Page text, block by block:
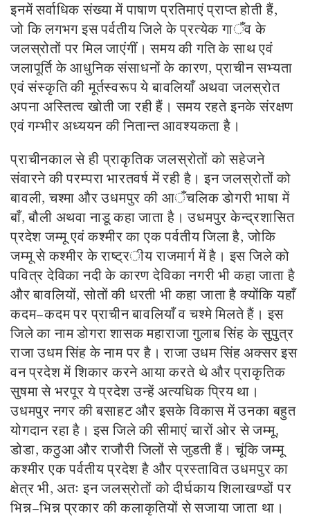
इनमें सर्वाधिक संख्या में पाषाण प्रतिमाएं प्राप्त होती हैं,
जो कि लगभग इस पर्वतीय जिले के प्रत्येक गाँव के
जलस्रोतों पर मिल जाएंगीं। समय की गति के साथ एवं
जलापूर्ति के आधुनिक संसाधनों के कारण, प्राचीन सभ्यता
एवं संस्कृति की मूर्तस्वरूप ये बावलियाँ अथवा जलस्रोत
अपना अस्तित्व खोती जा रही हैं। समय रहते इनके संरक्षण
एवं गम्भीर अध्ययन की नितान्तआवश्यकता है।
प्राचीनकाल से ही प्राकृतिक जलस्रोतों को सहेजने
संवारने की परम्परा भारतवर्ष में रही है। इन जलस्रोतों को
बावली, चश्मा औरउधमपुर की आँचलिक डोगरी भाषा में
बाँ, बौली अथवा नाडू कहा जाता है। उधमपुर केन्द्रशासित
प्रदेश जम्मू एवं कश्मीर का एक पर्वतीय जिला है, जोकि
जम्मू से कश्मीर के राष्ट्रीय राजमार्ग में है। इस जिले को
पवित्र देविका नदी के कारण देविका नगरी भी कहा जाता है
और बावलियों, सोतों की धरती भी कहा जाता है क्योंकि यहाँ
कदम–कदम पर प्राचीन बावलियाँवचश्मे मिलते हैं। इस
जिले का नाम डोगरा शासक महाराजा गुलाब सिंह के सुपुत्र
राजा उधम सिंह के नाम पर है। राजा उधम सिंह अक्सर इस
वन प्रदेश में शिकार करने आया करते थे और प्राकृतिक
सुषमा से भरपूर ये प्रदेश उन्हें अत्यधिक प्रिय था।
उधमपुर नगर की बसाहट और इसके विकास में उनका बहुत
योगदान रहा है। इस जिले की सीमाएं चारों ओर से जम्मू,
डोडा, कठुआ और राजौरी जिलों से जुडती हैं। चूंकि जम्मू
कश्मीर एक पर्वतीय प्रदेश है और प्रस्तावित उधमपुर का
क्षेत्र भी, अतः इन जलस्रोतों को दीर्घकाय शिलाखण्डों पर
भिन्न–भिन्न प्रकार की कलाकृतियों से सजाया जाता था।